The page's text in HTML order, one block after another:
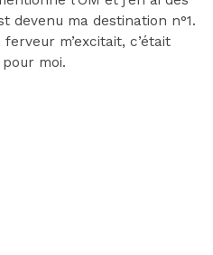
devenu ma destination n°1.
m’excitait, c’était
moi.